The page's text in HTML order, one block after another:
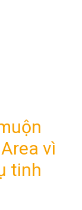
vì
tinh